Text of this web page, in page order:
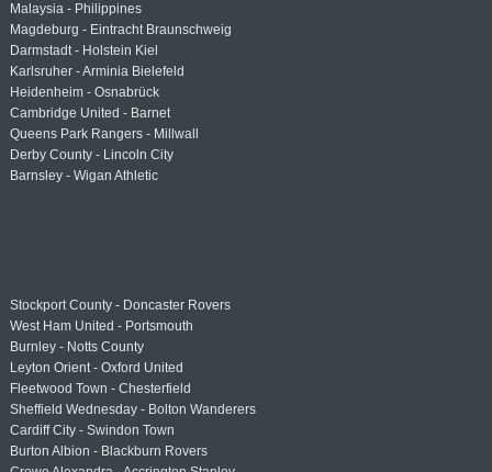
Malaysia - Philippines
Magdeburg - Eintracht Braunschweig
Darmstadt - Holstein Kiel
Karlsruher - Arminia Bielefeld
Heidenheim - Osnabrück
Cambridge United - Barnet
Queens Park Rangers - Millwall
Derby County - Lincoln City
Barnsley - Wigan Athletic
Stockport County - Doncaster Rovers
West Ham United - Portsmouth
Burnley - Notts County
Leyton Orient - Oxford United
Fleetwood Town - Chesterfield
Sheffield Wednesday - Bolton Wanderers
Cardiff City - Swindon Town
Burton Albion - Blackburn Rovers